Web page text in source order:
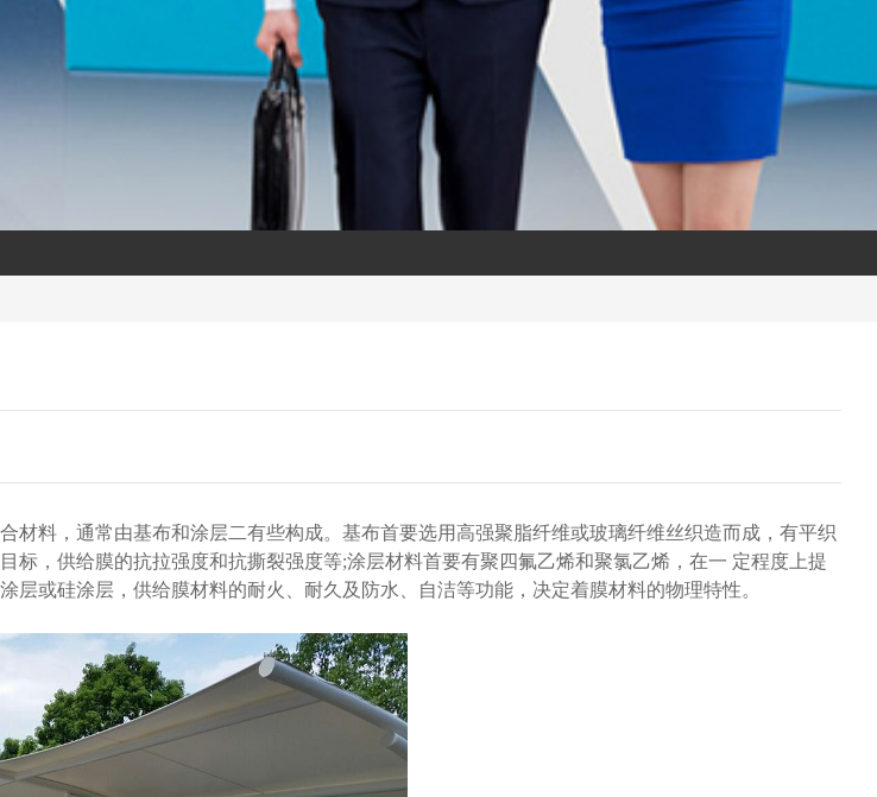
材料，通常由基布和涂层二有些构成。基布首要选用高强聚脂纤维或玻璃纤维丝织造而成，有平织
，供给膜的抗拉强度和抗撕裂强度等;涂层材料首要有聚四氟乙烯和聚氯乙烯，在一 定程度上提
或硅涂层，供给膜材料的耐火、耐久及防水、自洁等功能，决定着膜材料的物理特性。